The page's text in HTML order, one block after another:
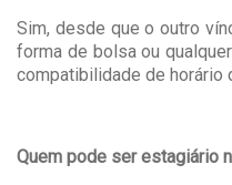
Sim, desde que o outro
forma de bolsa ou
compatibilidade de horário
Quem pode ser estagiário